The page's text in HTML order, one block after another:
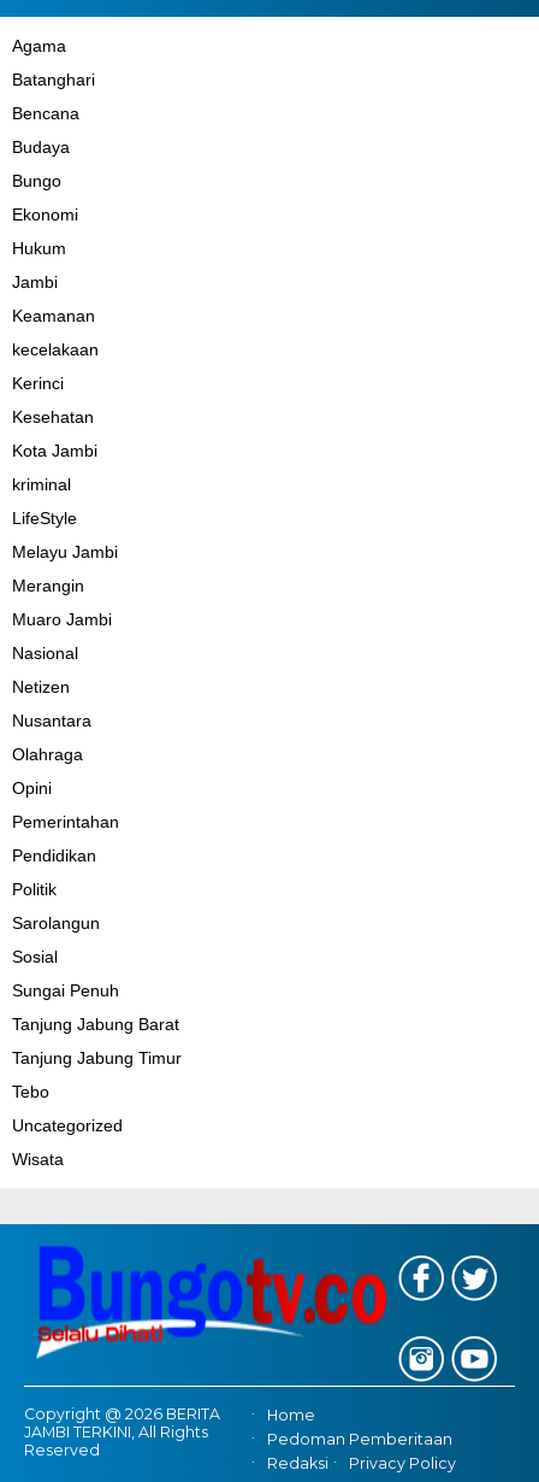
Agama
Batanghari
Bencana
Budaya
Bungo
Ekonomi
Hukum
Jambi
Keamanan
kecelakaan
Kerinci
Kesehatan
Kota Jambi
kriminal
LifeStyle
Melayu Jambi
Merangin
Muaro Jambi
Nasional
Netizen
Nusantara
Olahraga
Opini
Pemerintahan
Pendidikan
Politik
Sarolangun
Sosial
Sungai Penuh
Tanjung Jabung Barat
Tanjung Jabung Timur
Tebo
Uncategorized
Wisata
Copyright @ 2026 BERITA
JAMBI TERKINI, All Rights
Reserved
Home
Pedoman Pemberitaan
Redaksi
Privacy Policy